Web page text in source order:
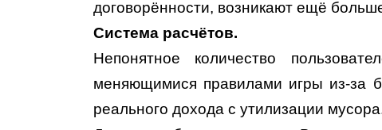
договорённости, возникают ещё
Система расчётов.
Непонятное количество
меняющимися правилами игры из-за
реального дохода с утилизации